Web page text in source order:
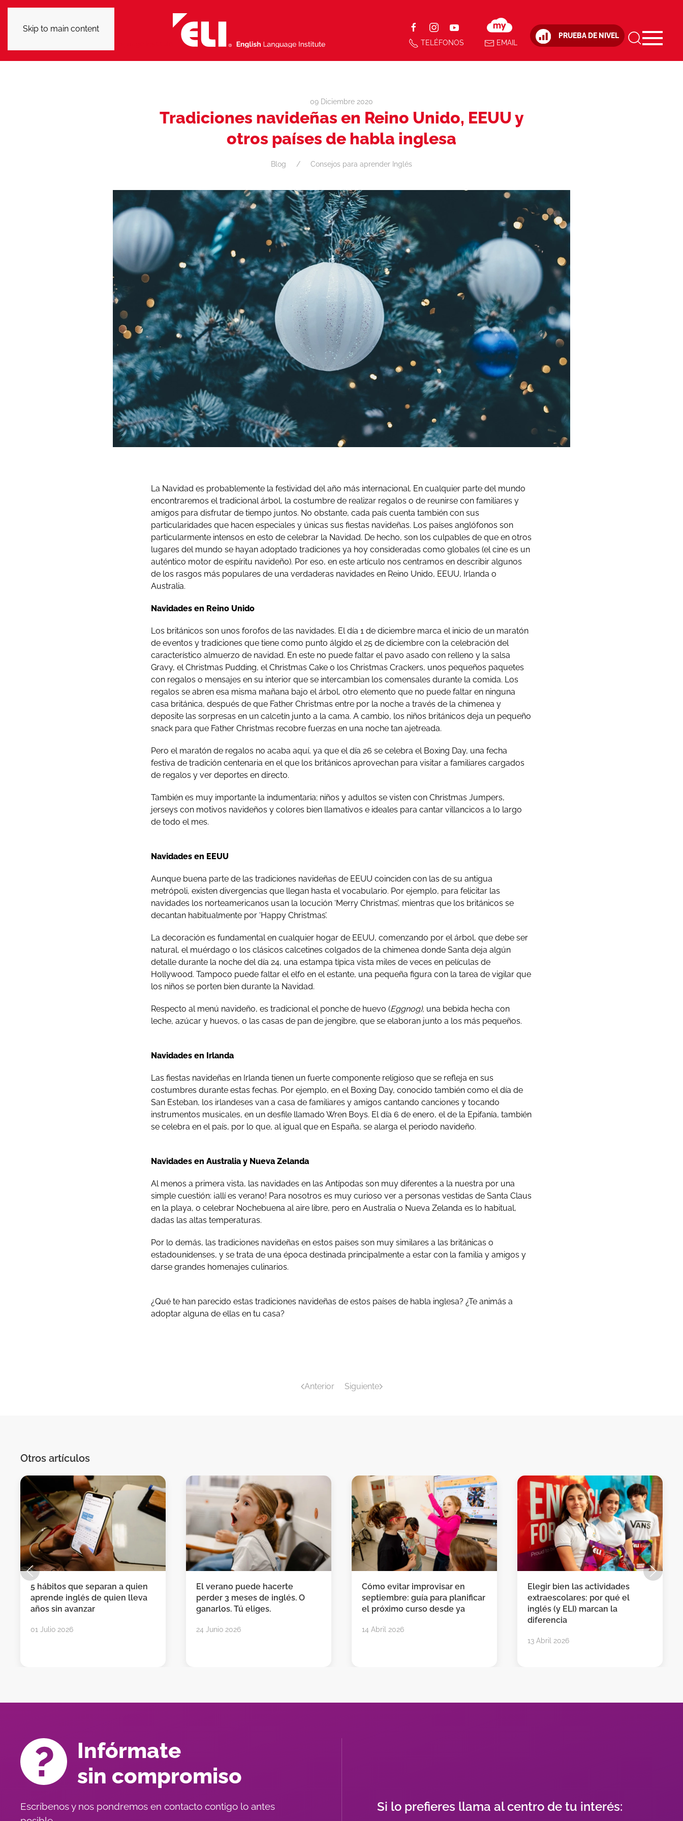
Skip to main content
TELÉFONOS EMAIL
PRUEBA DE NIVEL
09 Diciembre 2020
Tradiciones navideñas en Reino Unido, EEUU y
otros países de habla inglesa
Blog Consejos para aprender Inglés
La Navidad es probablemente la festividad del año más internacional. En cualquier parte del mundo
encontraremos el tradicional árbol, la costumbre de realizar regalos o de reunirse con familiares y
amigos para disfrutar de tiempo juntos. No obstante, cada país cuenta también con sus
particularidades que hacen especiales y únicas sus fiestas navideñas. Los países anglófonos son
particularmente intensos en esto de celebrar la Navidad. De hecho, son los culpables de que en otros
lugares del mundo se hayan adoptado tradiciones ya hoy consideradas como globales (el cine es un
auténtico motor de espíritu navideño). Por eso, en este artículo nos centramos en describir algunos
de los rasgos más populares de una verdaderas navidades en Reino Unido, EEUU, Irlanda o
Australia.
Navidades en Reino Unido
Los británicos son unos forofos de las navidades. El día 1 de diciembre marca el inicio de un maratón
de eventos y tradiciones que tiene como punto álgido el 25 de diciembre con la celebración del
característico almuerzo de navidad. En este no puede faltar el pavo asado con relleno y la salsa
Gravy, el Christmas Pudding, el Christmas Cake o los Christmas Crackers, unos pequeños paquetes
con regalos o mensajes en su interior que se intercambian los comensales durante la comida. Los
regalos se abren esa misma mañana bajo el árbol, otro elemento que no puede faltar en ninguna
casa británica, después de que Father Christmas entre por la noche a través de la chimenea y
deposite las sorpresas en un calcetín junto a la cama. A cambio, los niños británicos deja un pequeño
snack para que Father Christmas recobre fuerzas en una noche tan ajetreada.
Pero el maratón de regalos no acaba aquí, ya que el día 26 se celebra el Boxing Day, una fecha
festiva de tradición centenaria en el que los británicos aprovechan para visitar a familiares cargados
de regalos y ver deportes en directo.
También es muy importante la indumentaria; niños y adultos se visten con Christmas Jumpers,
jerseys con motivos navideños y colores bien llamativos e ideales para cantar villancicos a lo largo
de todo el mes.
Navidades en EEUU
Aunque buena parte de las tradiciones navideñas de EEUU coinciden con las de su antigua
metrópoli, existen divergencias que llegan hasta el vocabulario. Por ejemplo, para felicitar las
navidades los norteamericanos usan la locución ‘Merry Christmas’, mientras que los británicos se
decantan habitualmente por ‘Happy Christmas’.
La decoración es fundamental en cualquier hogar de EEUU, comenzando por el árbol, que debe ser
natural, el muérdago o los clásicos calcetines colgados de la chimenea donde Santa deja algún
detalle durante la noche del día 24, una estampa típica vista miles de veces en películas de
Hollywood. Tampoco puede faltar el elfo en el estante, una pequeña figura con la tarea de vigilar que
los niños se porten bien durante la Navidad.
Respecto al menú navideño, es tradicional el ponche de huevo (Eggnog), una bebida hecha con
leche, azúcar y huevos, o las casas de pan de jengibre, que se elaboran junto a los más pequeños.
Navidades en Irlanda
Las fiestas navideñas en Irlanda tienen un fuerte componente religioso que se refleja en sus
costumbres durante estas fechas. Por ejemplo, en el Boxing Day, conocido también como el día de
San Esteban, los irlandeses van a casa de familiares y amigos cantando canciones y tocando
instrumentos musicales, en un desfile llamado Wren Boys. El día 6 de enero, el de la Epifanía, también
se celebra en el país, por lo que, al igual que en España, se alarga el periodo navideño.
Navidades en Australia y Nueva Zelanda
Al menos a primera vista, las navidades en las Antípodas son muy diferentes a la nuestra por una
simple cuestión: ¡allí es verano! Para nosotros es muy curioso ver a personas vestidas de Santa Claus
en la playa, o celebrar Nochebuena al aire libre, pero en Australia o Nueva Zelanda es lo habitual,
dadas las altas temperaturas.
Por lo demás, las tradiciones navideñas en estos países son muy similares a las británicas o
estadounidenses, y se trata de una época destinada principalmente a estar con la familia y amigos y
darse grandes homenajes culinarios.
¿Qué te han parecido estas tradiciones navideñas de estos países de habla inglesa? ¿Te animás a
adoptar alguna de ellas en tu casa?
Anterior Siguiente
Otros artículos
5 hábitos que separan a quien
aprende inglés de quien lleva
años sin avanzar
01 Julio 2026
El verano puede hacerte
perder 3 meses de inglés. O
ganarlos. Tú eliges.
24 Junio 2026
Cómo evitar improvisar en
septiembre: guía para planificar
el próximo curso desde ya
14 Abril 2026
Elegir bien las actividades
extraescolares: por qué el
inglés (y ELI) marcan la
diferencia
13 Abril 2026
Infórmate
sin compromiso
Escríbenos y nos pondremos en contacto contigo lo antes
Si lo prefieres llama al centro de tu interés: